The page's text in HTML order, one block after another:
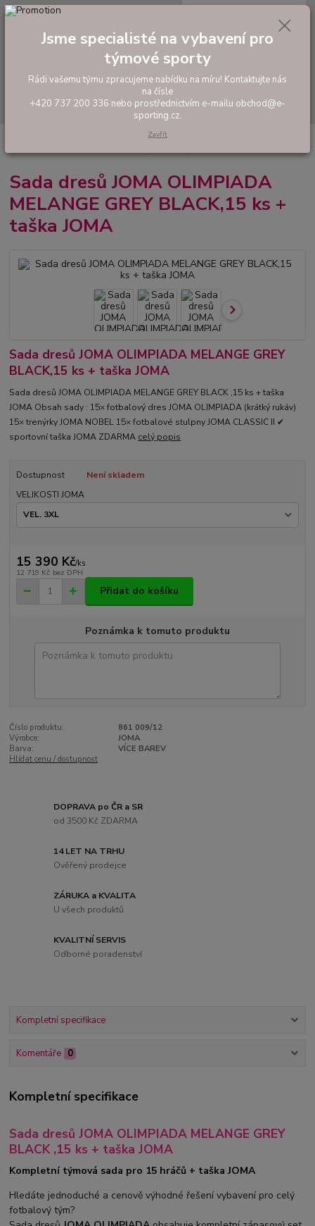
Hledat
tel: +420 737 200 336
0,00 Kč
Akční sady dresů
OLIMPIADA MELANGE GREY BLACK,15 ks + taška JOMA
Sada dresů JOMA OLIMPIADA
MELANGE GREY BLACK,15 ks +
taška JOMA
Sada dresů JOMA OLIMPIADA MELANGE GREY
BLACK,15 ks + taška JOMA
Sada dresů JOMA OLIMPIADA MELANGE GREY BLACK ,15 ks + taška
JOMA Obsah sady : 15× fotbalový dres JOMA OLIMPIADA (krátký rukáv)
15× trenýrky JOMA NOBEL 15× fotbalové stulpny JOMA CLASSIC II ✔
sportovní taška JOMA ZDARMA celý popis
Dostupnost
Není skladem
VELIKOSTI JOMA
15 390 Kč/ks
12 719 Kč bez DPH
Přidat do košíku
Poznámka k tomuto produktu
Číslo produktu:
861 009/12
Výrobce:
JOMA
Barva:
VÍCE BAREV
Hlídat cenu / dostupnost
DOPRAVA po ČR a SR
od 3500 Kč ZDARMA
14 LET NA TRHU
Ověřený prodejce
ZÁRUKA a KVALITA
U všech produktů
KVALITNÍ SERVIS
Odborné poradenství
Kompletní specifikace
Komentáře 0
Kompletní specifikace
Sada dresů JOMA OLIMPIADA MELANGE GREY
BLACK ,15 ks + taška JOMA
Kompletní týmová sada pro 15 hráčů + taška JOMA
Hledáte jednoduché a cenově výhodné řešení vybavení pro celý
fotbalový tým?
Jsme specialisté na vybavení pro
týmové sporty
Rádi vašemu týmu zpracujeme nabídku na míru! Kontaktujte nás
na čísle
+420 737 200 336 nebo prostřednictvím e-mailu obchod@e-
sporting.cz.
Zavřít